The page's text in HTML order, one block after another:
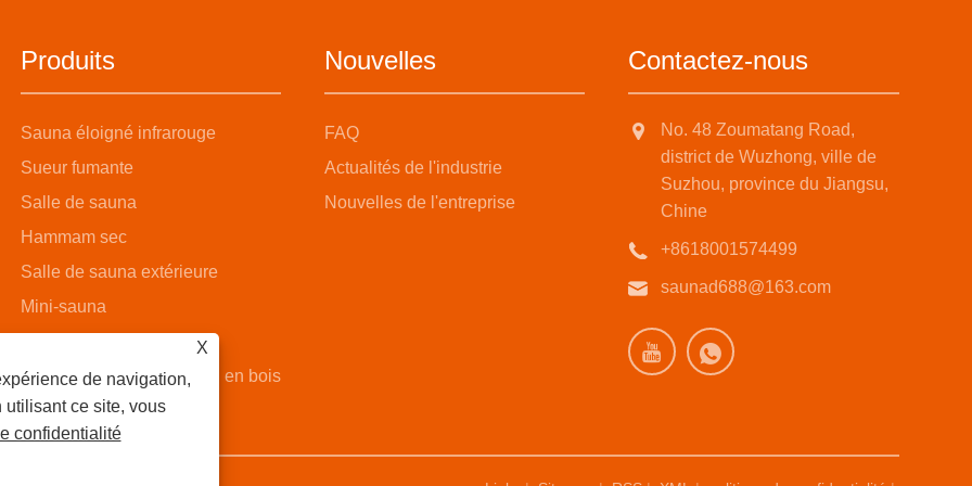
Produits
Sauna éloigné infrarouge
Sueur fumante
Salle de sauna
Hammam sec
Salle de sauna extérieure
Mini-sauna
Salle de sauna à vapeur
Salle de sauna avec seau en bois
Nouvelles
FAQ
Actualités de l'industrie
Nouvelles de l'entreprise
Contactez-nous
No. 48 Zoumatang Road,
district de Wuzhong, ville de
Suzhou, province du Jiangsu,
Chine
+8618001574499
saunad688@163.com
X
de navigation,
utilisant ce site, vous
confidentialité